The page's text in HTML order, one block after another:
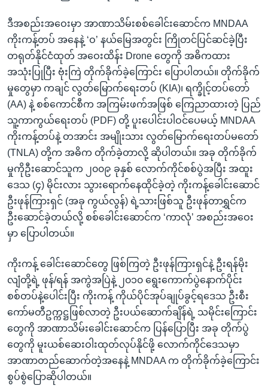
ဒီအစည်းအဝေးမှာ အာဏာသိမ်းစစ်ခေါင်းဆောင်က MNDAA
ကိုးကန့်တပ် အနေနဲ့ ‘ဝ’ နယ်မြေအတွင်း ကြိုတင်ပြင်ဆင်ခဲ့ပြီး
တရုတ်နိုင်ငံထုတ် အဝေးထိန်း Drone တွေကို အဓိကထား
အသုံးပြုပြီး ဗုံးကြဲ တိုက်ခိုက်ခဲ့ကြောင်း ပြောပါတယ်။ တိုက်ခိုက်
မှုတွေမှာ ကချင် လွတ်မြောက်ရေးတပ် (KIA)၊ ရက္ခိုင့်တပ်တော်
(AA) နဲ့ စစ်ကောင်စီက အကြမ်းဖက်အဖြစ် ကြေညာထားတဲ့ ပြည်
သူ့ကာကွယ်ရေးတပ် (PDF) တို့ ပူးပေါင်းပါဝင်ပေမယ့် MNDAA
ကိုးကန့်တပ်နဲ့ တအာင်း အမျိုးသား လွတ်မြောက်ရေးတပ်မတော်
(TNLA) တို့က အဓိက တိုက်ခဲ့တာလို့ ဆိုပါတယ်။ အခု တိုက်ခိုက်
မှုကိုဦးဆောင်သူက ၂၀၀၉ ခုနှစ် လောက်ကိုင်စစ်ပွဲအပြီး အထူး
ဒေသ (၄) မိုင်းလား သွားရောက်နေထိုင်ခဲ့တဲ့ ကိုးကန့်ခေါင်းဆောင်
ဦးဖုန်ကြားရှင် (အခု ကွယ်လွန်) ရဲ့သားဖြစ်သူ ဦးဖုန်တာရွှင်က
ဦးဆောင်ခဲ့တယ်လို့ စစ်ခေါင်းဆောင်က ‘ကာလုံ’ အစည်းအဝေး
မှာ ပြောပါတယ်။
ကိုးကန့် ခေါင်းဆောင်တွေ ဖြစ်ကြတဲ့ ဦးဖုန်ကြားရှင်နဲ့ ဦးရန်မိုး
လျံတို့ရဲ့ ဖုန်/ရန် အကွဲအပြဲနဲ့ ၂၀၁၀ ရွေးကောက်ပွဲနောက်ပိုင်း
စစ်တပ်နဲ့ပေါင်းပြီး ကိုးကန့် ကိုယ်ပိုင်အုပ်ချုပ်ခွင့်ရဒေသ ဦးစီး
ကော်မတီဥက္ကဋ္ဌဖြစ်လာတဲ့ ဦးပယ်ဆောက်ချိန်ရဲ့ သမိုင်းကြောင်း
တွေကို အာဏာသိမ်းခေါင်းဆောင်က ပြန်ပြောပြီး အခု တိုက်ပွဲ
တွေကို မူးယစ်ဆေးဝါးထုတ်လုပ်နိုင်ဖို့ လောက်ကိုင်ဒေသမှာ
အာဏာတည်ဆောက်တဲ့အနေနဲ့ MNDAA က တိုက်ခိုက်ခဲ့ကြောင်း
စွပ်စွဲပြောဆိုပါတယ်။